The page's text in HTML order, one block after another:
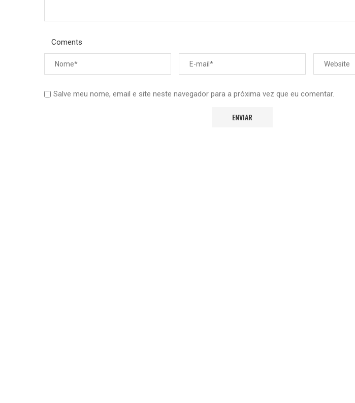
Coments
Salve meu nome, email e site neste navegador para a próxima vez que eu comentar.